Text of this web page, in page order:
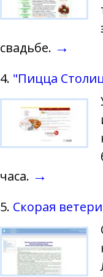
свадьбе. →
4. "Пицца
часа. →
5. Скорая